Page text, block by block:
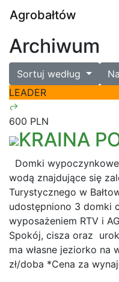
Agrobałtów
Archiwum
Sortuj według
LEADER
600 PLN
KRAINA
Domki
wodą znajdujące się
Turystycznego w
udostępniono 3 domki
wyposażeniem RTV i
Spokój, cisza oraz
ma własne jeziorko na
zł/doba *Cena za